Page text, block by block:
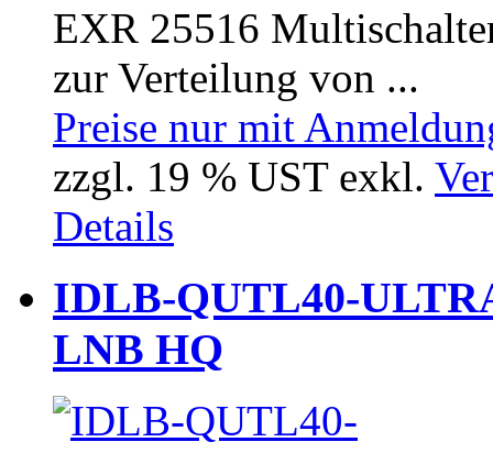
EXR 25516
zur Verteilung von ...
Preise nur mit
zzgl. 19 % UST exkl.
Details
IDLB-QUTL40-
LNB HQ